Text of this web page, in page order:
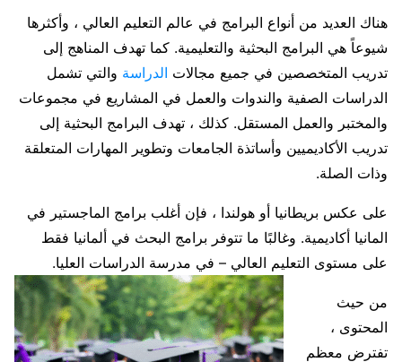
هناك العديد من أنواع البرامج في عالم التعليم العالي ، وأكثرها
شيوعاً هي البرامج البحثية والتعليمية. كما تهدف المناهج إلى
تدريب المتخصصين في جميع مجالات الدراسة والتي تشمل
الدراسات الصفية والندوات والعمل في المشاريع في مجموعات
والمختبر والعمل المستقل. كذلك ، تهدف البرامج البحثية إلى
تدريب الأكاديميين وأساتذة الجامعات وتطوير المهارات المتعلقة
وذات الصلة.
على عكس بريطانيا أو هولندا ، فإن أغلب برامج الماجستير في
المانيا أكاديمية. وغالبًا ما تتوفر برامج البحث في ألمانيا فقط
على مستوى التعليم العالي – في مدرسة الدراسات العليا.
من حيث
المحتوى ،
تفترض معظم